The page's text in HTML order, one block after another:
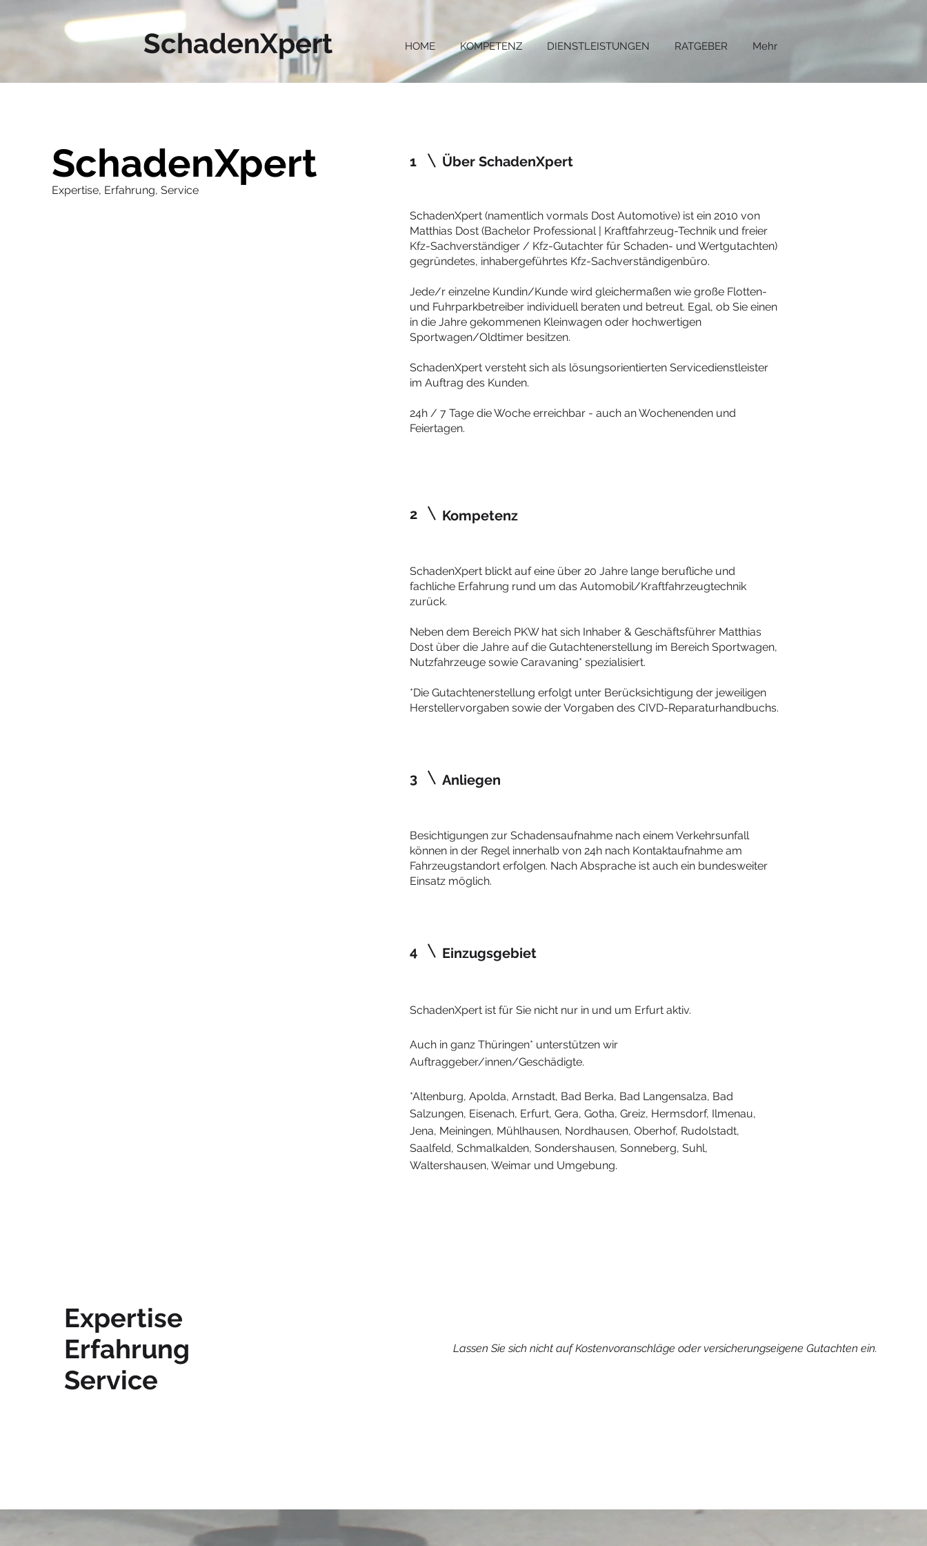
SchadenXpert HOME KOMPETENZ DIENSTLEISTUNGEN RATGEBER Mehr
SchadenXpert
Expertise, Erfahrung, Service
1 Über SchadenXpert
SchadenXpert (namentlich vormals Dost Automotive) ist ein 2010 von
Matthias Dost (Bachelor Professional | Kraftfahrzeug-Technik und freier
Kfz-Sachverständiger / Kfz-Gutachter für Schaden- und Wertgutachten)
gegründetes, inhabergeführtes Kfz-Sachverständigenbüro.
Jede/r einzelne Kundin/Kunde wird gleichermaßen wie große Flotten-
und Fuhrparkbetreiber individuell beraten und betreut. Egal, ob Sie einen
in die Jahre gekommenen Kleinwagen oder hochwertigen
Sportwagen/Oldtimer besitzen.
SchadenXpert versteht sich als lösungsorientierten Servicedienstleister
im Auftrag des Kunden.
24h / 7 Tage die Woche erreichbar - auch an Wochenenden und
Feiertagen.
2 Kompetenz
SchadenXpert blickt auf eine über 20 Jahre lange berufliche und
fachliche Erfahrung rund um das Automobil/Kraftfahrzeugtechnik
zurück.
Neben dem Bereich PKW hat sich Inhaber & Geschäftsführer Matthias
Dost über die Jahre auf die Gutachtenerstellung im Bereich Sportwagen,
Nutzfahrzeuge sowie Caravaning* spezialisiert.
*Die Gutachtenerstellung erfolgt unter Berücksichtigung der jeweiligen
Herstellervorgaben sowie der Vorgaben des CIVD-Reparaturhandbuchs.
3 Anliegen
Besichtigungen zur Schadensaufnahme nach einem Verkehrsunfall
können in der Regel innerhalb von 24h nach Kontaktaufnahme am
Fahrzeugstandort erfolgen. Nach Absprache ist auch ein bundesweiter
Einsatz möglich.
4 Einzugsgebiet
SchadenXpert ist für Sie nicht nur in und um Erfurt aktiv.
Auch in ganz Thüringen* unterstützen wir
Auftraggeber/innen/Geschädigte.
*Altenburg, Apolda, Arnstadt, Bad Berka, Bad Langensalza, Bad
Salzungen, Eisenach, Erfurt, Gera, Gotha, Greiz, Hermsdorf, Ilmenau,
Jena, Meiningen, Mühlhausen, Nordhausen, Oberhof, Rudolstadt,
Saalfeld, Schmalkalden, Sondershausen, Sonneberg, Suhl,
Waltershausen, Weimar und Umgebung.
Expertise
Erfahrung
Service
Lassen Sie sich nicht auf Kostenvoranschläge oder versicherungseigene Gutachten ein.